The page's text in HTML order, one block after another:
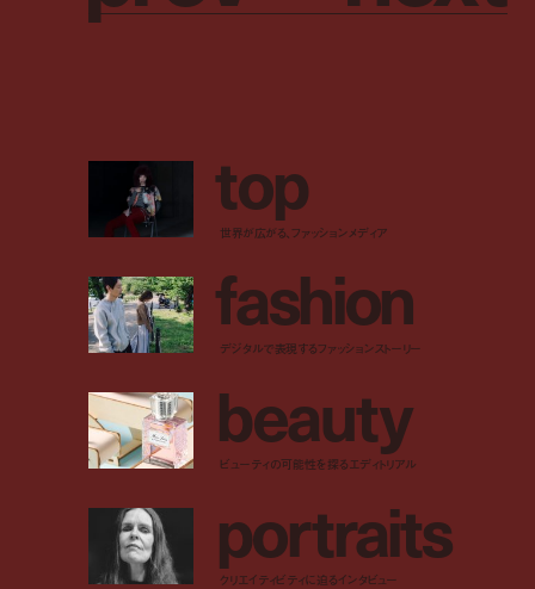
top
世界が広がる、ファッションメディア
fashion
デジタルで表現するファッションストーリー
beauty
ビューティの可能性を探るエディトリアル
portraits
クリエイティビティに迫るインタビュー